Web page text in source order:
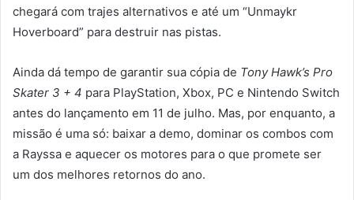
chegará com trajes alternativos e até um “Unmaykr
Hoverboard” para destruir nas pistas.
Ainda dá tempo de garantir sua cópia de Tony Hawk’s Pro
Skater 3 + 4 para PlayStation, Xbox, PC e Nintendo Switch
antes do lançamento em 11 de julho. Mas, por enquanto, a
missão é uma só: baixar a demo, dominar os combos com
a Rayssa e aquecer os motores para o que promete ser
um dos melhores retornos do ano.